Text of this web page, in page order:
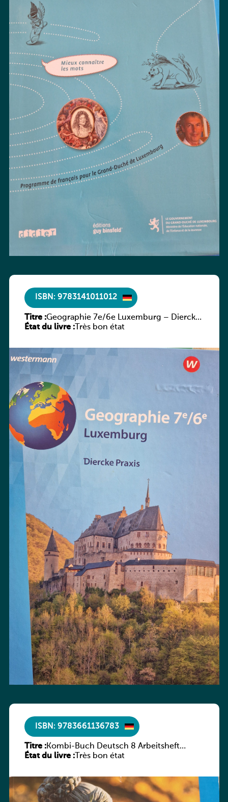
ISBN: 9783141011012
Titre :Geographie 7e/6e Luxemburg – Diercke
Praxis
État du livre :Très bon état
ISBN: 9783661136783
Titre :Kombi-Buch Deutsch 8 Arbeitsheft
(Neue Ausgabe Luxemburg)
État du livre :Très bon état